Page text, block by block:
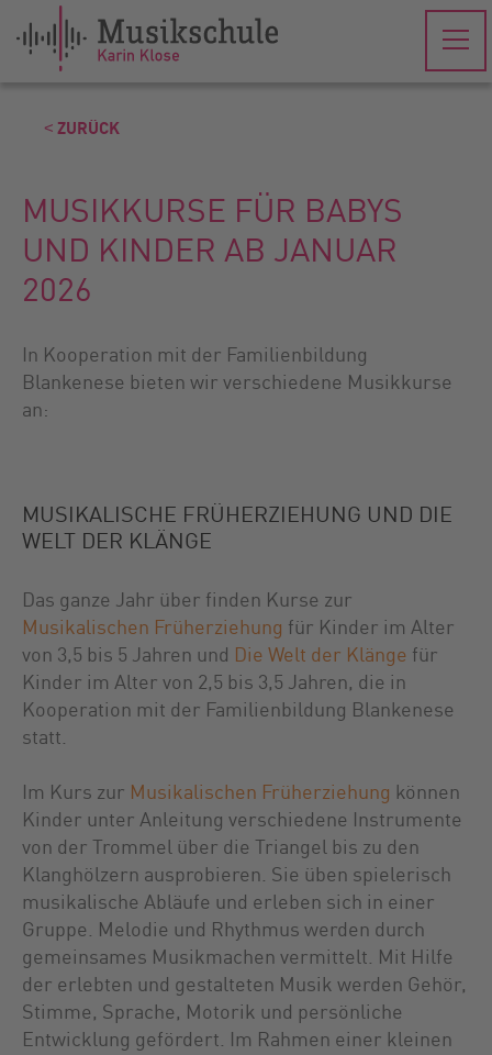
˂ ZURÜCK
MUSIKKURSE FÜR BABYS
UND KINDER AB JANUAR
2026
In Kooperation mit der Familienbildung
Blankenese bieten wir verschiedene Musikkurse
an:
MUSIKALISCHE FRÜHERZIEHUNG UND DIE
WELT DER KLÄNGE
Das ganze Jahr über finden Kurse zur
Musikalischen Früherziehung für Kinder im Alter
von 3,5 bis 5 Jahren und Die Welt der Klänge für
Kinder im Alter von 2,5 bis 3,5 Jahren, die in
Kooperation mit der Familienbildung Blankenese
statt.
Im Kurs zur Musikalischen Früherziehung können
Kinder unter Anleitung verschiedene Instrumente
von der Trommel über die Triangel bis zu den
Klanghölzern ausprobieren. Sie üben spielerisch
musikalische Abläufe und erleben sich in einer
Gruppe. Melodie und Rhythmus werden durch
gemeinsames Musikmachen vermittelt. Mit Hilfe
der erlebten und gestalteten Musik werden Gehör,
Stimme, Sprache, Motorik und persönliche
Entwicklung gefördert. Im Rahmen einer kleinen